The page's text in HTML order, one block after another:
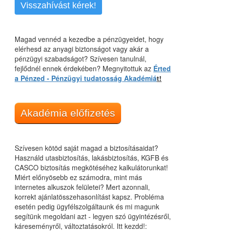
Visszahívást kérek!
Magad vennéd a kezedbe a pénzügyeidet, hogy
elérhesd az anyagi biztonságot vagy akár a
pénzügyi szabadságot? Szívesen tanulnál,
fejlődnél ennek érdekében? Megnyitottuk az Érted
a Pénzed - Pénzügyi tudatosság Akadémiát!
Akadémia előfizetés
Szívesen kötöd saját magad a biztosításaidat?
Használd utasbiztosítás, lakásbiztosítás, KGFB és
CASCO biztosítás megkötéséhez kalkulátorunkat!
Miért előnyösebb ez számodra, mint más
internetes alkuszok felületei? Mert azonnali,
korrekt ajánlatösszehasonlítást kapsz. Probléma
esetén pedig ügyfélszolgáltaunk és mi magunk
segítünk megoldani azt - legyen szó ügyintézésről,
káreseményről, változtatásokról. Itt kezdd!: